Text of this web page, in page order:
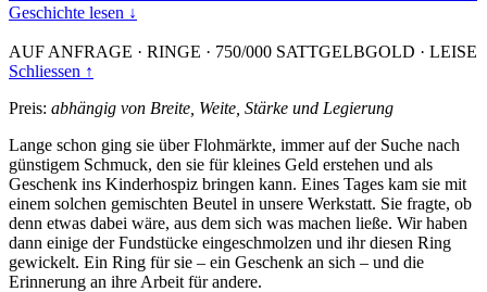
Geschichte lesen ↓
AUF ANFRAGE · RINGE · 750/000 SATTGELBGOLD · LEISE
Schliessen ↑
Preis: abhängig von Breite, Weite, Stärke und Legierung
Lange schon ging sie über Flohmärkte, immer auf der Suche nach
günstigem Schmuck, den sie für kleines Geld erstehen und als
Geschenk ins Kinderhospiz bringen kann. Eines Tages kam sie mit
einem solchen gemischten Beutel in unsere Werkstatt. Sie fragte, ob
denn etwas dabei wäre, aus dem sich was machen ließe. Wir haben
dann einige der Fundstücke eingeschmolzen und ihr diesen Ring
gewickelt. Ein Ring für sie – ein Geschenk an sich – und die
Erinnerung an ihre Arbeit für andere.